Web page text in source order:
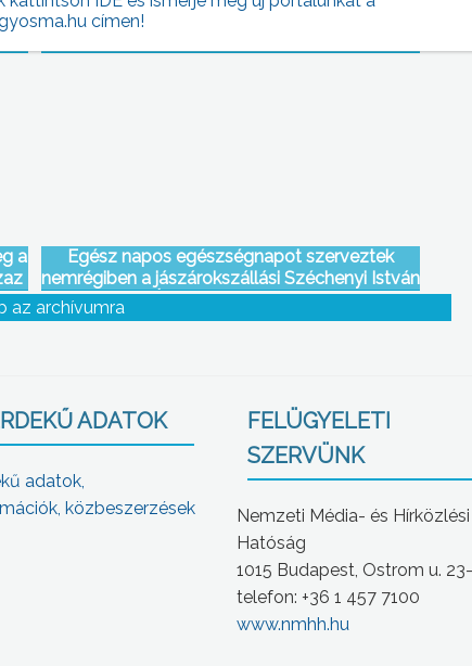
Rekordosztalékot fizetnek a tavalyi pénzügyi
a
Egész napos egészségnapot szerveztek
nemrégiben a jászárokszállási Széchenyi István
Általános Iskolában
az archívumra
ADATOK
adatok,
közbeszerzések
FELÜGYELETI
SZERVÜNK
Nemzeti Média- és Hírközlési
Hatóság
1015 Budapest, Ostrom u.
telefon: +36 1 457 7100
www.nmhh.hu
címen!